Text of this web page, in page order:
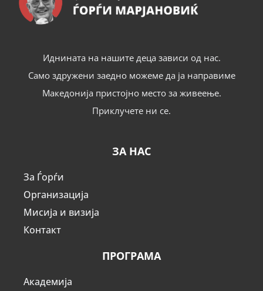
Иднината на нашите деца зависи од нас.
Само здружени заедно можеме да ја направиме
Македонија пристојно место за живеење.
Приклучете ни се.
ЗА НАС
За Ѓорѓи
Организација
Мисија и визија
Контакт
ПРОГРАМА
Академија